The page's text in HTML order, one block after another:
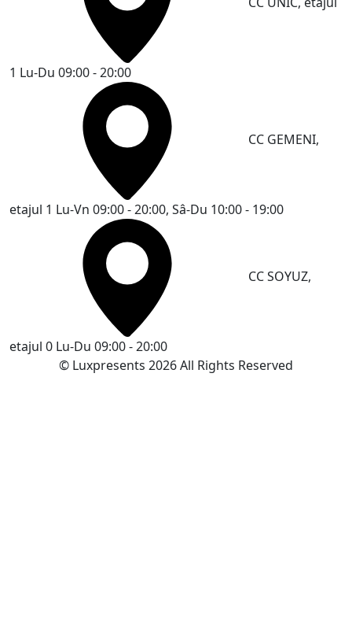
1 Lu-Du 09:00 - 20:00
CC GEMENI,
etajul 1 Lu-Vn 09:00 - 20:00, Sâ-Du 10:00 - 19:00
CC SOYUZ,
etajul 0 Lu-Du 09:00 - 20:00
© Luxpresents 2026 All Rights Reserved